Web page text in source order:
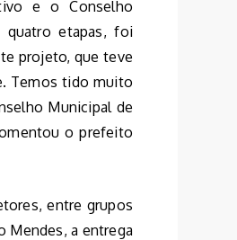
e o Conselho
quatro etapas, foi
projeto, que teve
Temos tido muito
Municipal de
o prefeito
entre grupos
Mendes, a entrega